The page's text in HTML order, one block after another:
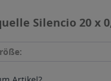
Silencio 20 x